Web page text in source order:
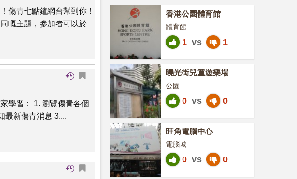
傷青七點鐘網台幫到你！
嘅主題，參加者可以於
學習： 1. 瀏覽傷青各個
最新傷青消息 3....
香港公園體育館
體育館
1 vs 1
曉光街兒童遊樂場
公園
0 vs 0
旺角電腦中心
電腦城
0 vs 0